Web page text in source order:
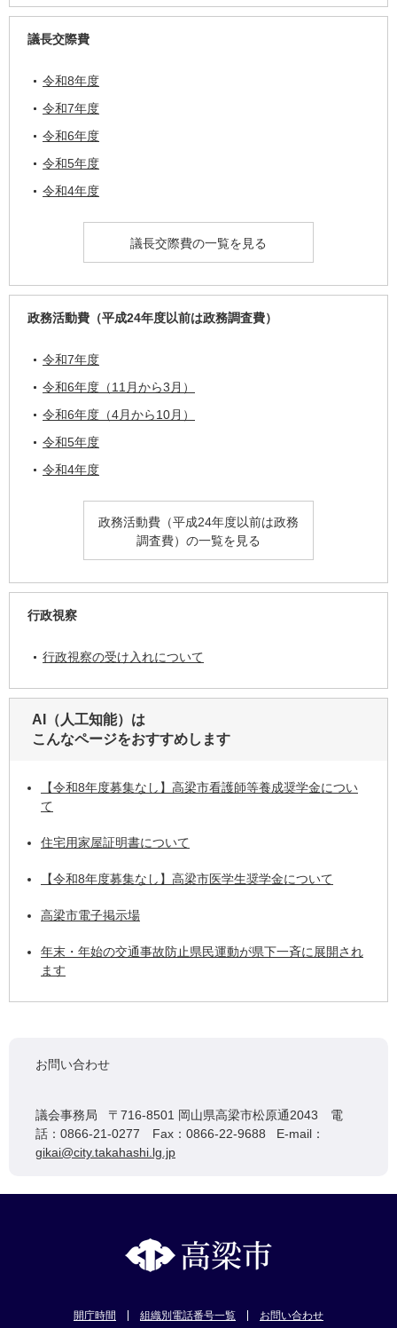
議長交際費
令和8年度
令和7年度
令和6年度
令和5年度
令和4年度
議長交際費の一覧を見る
政務活動費（平成24年度以前は政務調査費）
令和7年度
令和6年度（11月から3月）
令和6年度（4月から10月）
令和5年度
令和4年度
政務活動費（平成24年度以前は政務
調査費）の一覧を見る
行政視察
行政視察の受け入れについて
AI（人工知能）は
こんなページをおすすめします
【令和8年度募集なし】高梁市看護師等養成奨学金につい
て
住宅用家屋証明書について
【令和8年度募集なし】高梁市医学生奨学金について
高梁市電子掲示場
年末・年始の交通事故防止県民運動が県下一斉に展開され
ます
お問い合わせ
議会事務局 〒716-8501 岡山県高梁市松原通2043 電
話：0866-21-0277 Fax：0866-22-9688 E-mail：
gikai@city.takahashi.lg.jp
開庁時間 組織別電話番号一覧 お問い合わせ